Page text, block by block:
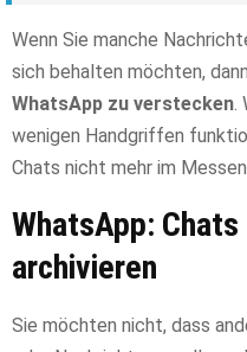
Wenn Sie manche
sich behalten möchten,
WhatsApp zu verstecken.
wenigen Handgriffen
Chats nicht mehr im
WhatsApp:
archivieren
Sie möchten nicht, dass